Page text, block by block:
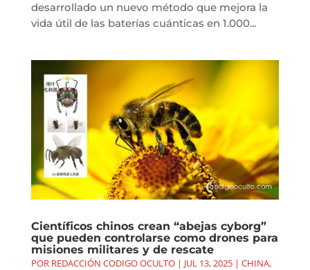
desarrollado un nuevo método que mejora la
vida útil de las baterías cuánticas en 1.000...
Científicos chinos crean “abejas cyborg”
que pueden controlarse como drones para
misiones militares y de rescate
POR REDACCIÓN CODIGO OCULTO| JUL 13, 2025| CHINA,